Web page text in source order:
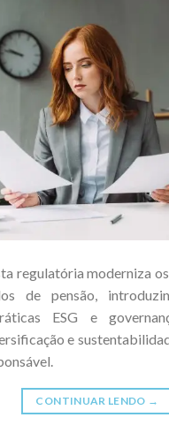
regulatória moderniza
de pensão,
ESG e
e
CONTINUAR LENDO →